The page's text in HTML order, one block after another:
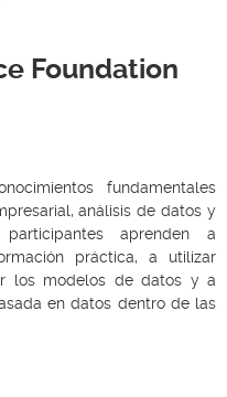
Foundation
fundamentales
análisis de datos y
aprenden a
práctica, a utilizar
los modelos de datos y a
en datos dentro de las